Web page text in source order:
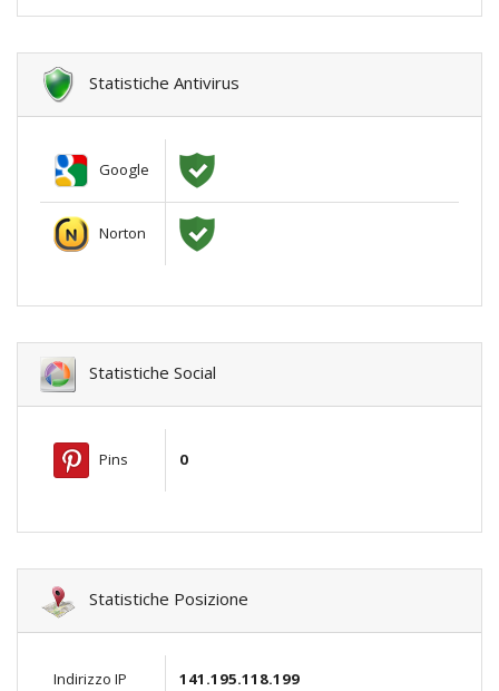
Statistiche Antivirus
Google
Norton
Statistiche Social
Pins 0
Statistiche Posizione
Indirizzo IP 141.195.118.199